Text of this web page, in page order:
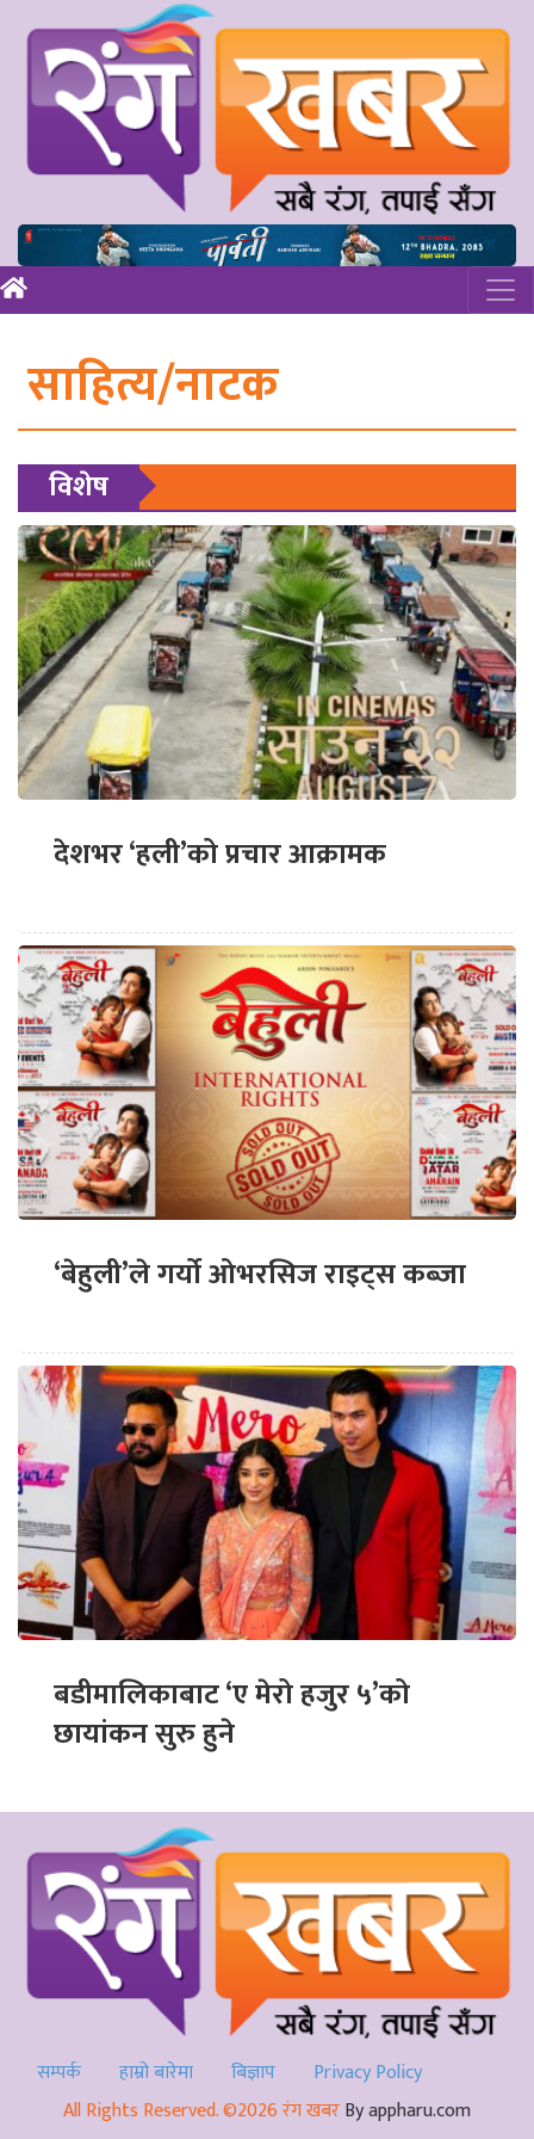
साहित्य/नाटक
विशेष
देशभर ‘हली’को प्रचार आक्रामक
‘बेहुली’ले गर्यो ओभरसिज राइट्स कब्जा
बडीमालिकाबाट ‘ए मेरो हजुर ५’को
छायांकन सुरु हुने
सम्पर्क हाम्रो बारेमा बिज्ञाप
Privacy Policy
All Rights Reserved. ©2026 रंग खबरBy appharu.com